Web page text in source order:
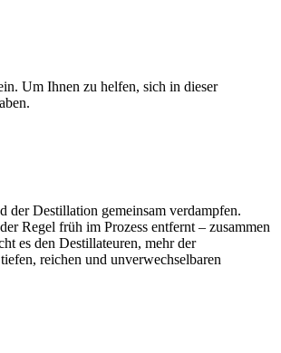
Um Ihnen zu helfen, sich in dieser
der Destillation gemeinsam verdampfen.
Regel früh im Prozess entfernt – zusammen
es den Destillateuren, mehr der
reichen und unverwechselbaren